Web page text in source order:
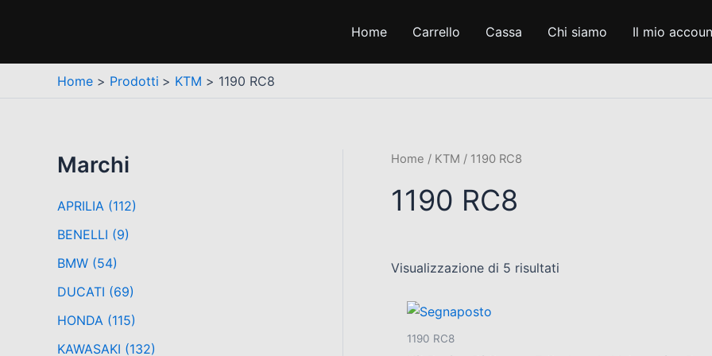
Home Carrello Cassa Chi siamo Il mio
Home Prodotti KTM 1190 RC8
Marchi
APRILIA (112)
BENELLI (9)
BMW (54)
DUCATI (69)
HONDA (115)
KAWASAKI (132)
Home / KTM / 1190 RC8
1190 RC8
Visualizzazione di 5 risultati
1190 RC8